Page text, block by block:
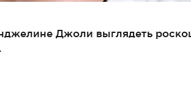
Джоли выглядеть